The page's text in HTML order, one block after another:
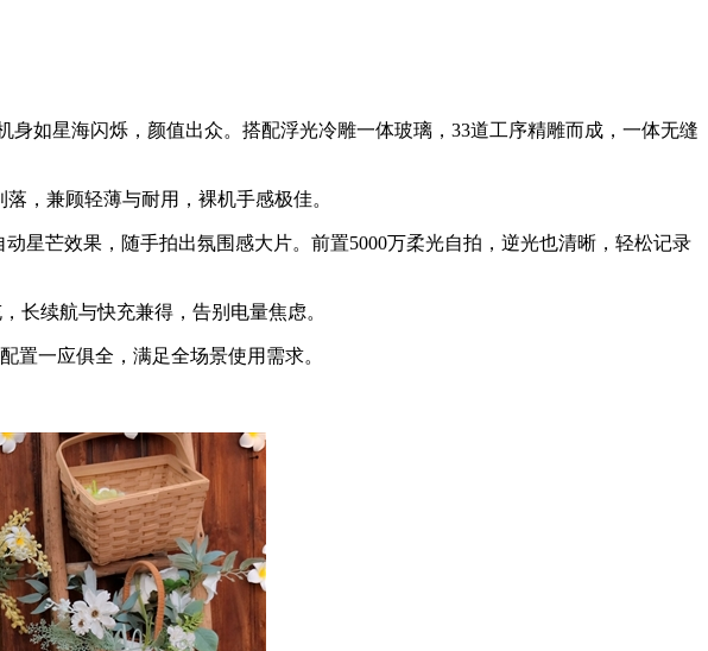
星海闪烁，颜值出众。搭配浮光冷雕一体玻璃，33道工序精雕而成，一体无缝
，兼顾轻薄与耐用，裸机手感极佳。
芒效果，随手拍出氛围感大片。前置5000万柔光自拍，逆光也清晰，轻松记录
续航与快充兼得，告别电量焦虑。
一应俱全，满足全场景使用需求。